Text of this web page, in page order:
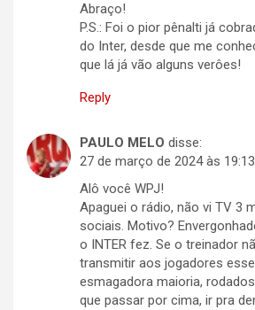
Abraço!
P.S.: Foi o pior pênalti já
do Inter, desde que me
que lá já vão alguns verôes!
Reply
PAULO MELO disse:
27 de março de 2024 às 19:13
Alô você WPJ!
Apaguei o rádio, não vi TV 3
sociais. Motivo?
o INTER fez. Se o treinador
transmitir aos jogadores
esmagadora maioria,
que passar por cima, ir pra